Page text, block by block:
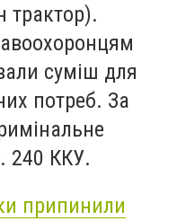
трактор).
суміш для
потреб. За
240 ККУ.
припинили